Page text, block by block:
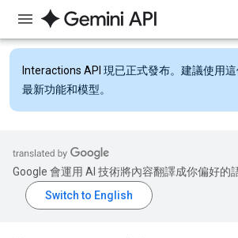
Interactions API 現已正式發布。建議使用
最新功能和模型。
Google 會運用 AI 技術將內容翻譯成你偏好的